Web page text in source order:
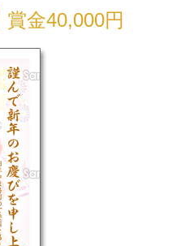
賞金40,000円